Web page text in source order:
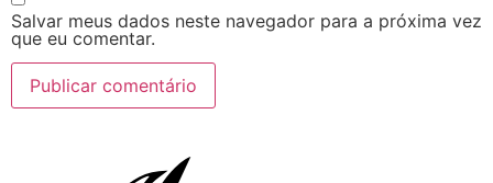
Salvar meus dados neste navegador para a próxima vez
que eu comentar.